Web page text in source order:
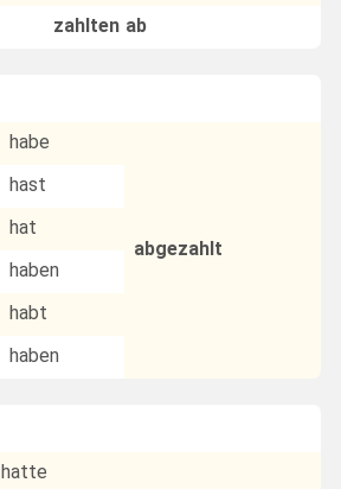
zahlten ab
habe
abgezahlt
hast
hat
haben
habt
haben
hatte